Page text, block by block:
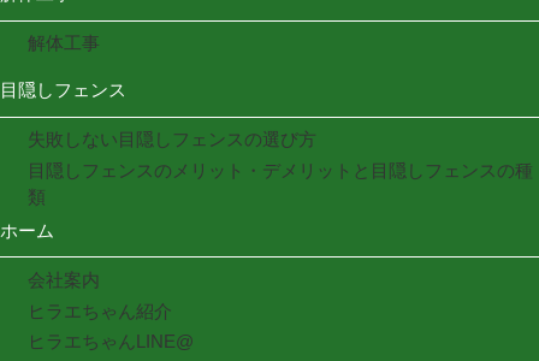
解体工事
目隠しフェンス
失敗しない目隠しフェンスの選び方
目隠しフェンスのメリット・デメリットと目隠しフェンスの種
類
ホーム
会社案内
ヒラエちゃん紹介
ヒラエちゃんLINE@